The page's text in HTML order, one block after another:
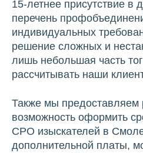
15-летнее присутствие в
перечень
индивидуальных
решение сложных и
лишь небольшая часть
рассчитывать наши
Также мы предоставляем
возможность оформить
СРО изыскателей в
дополнительной платы,